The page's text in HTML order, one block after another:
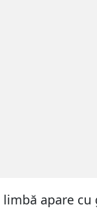
limbă apare